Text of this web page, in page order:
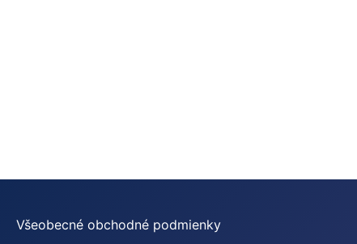
Všeobecné obchodné podmienky